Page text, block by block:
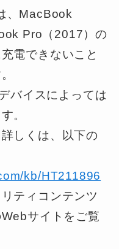
、MacBook
Pro（2017）の
電できないこと
バイスによっては
。
しくは、以下の
kb/HT211896
ティコンテンツ
サイトをご覧